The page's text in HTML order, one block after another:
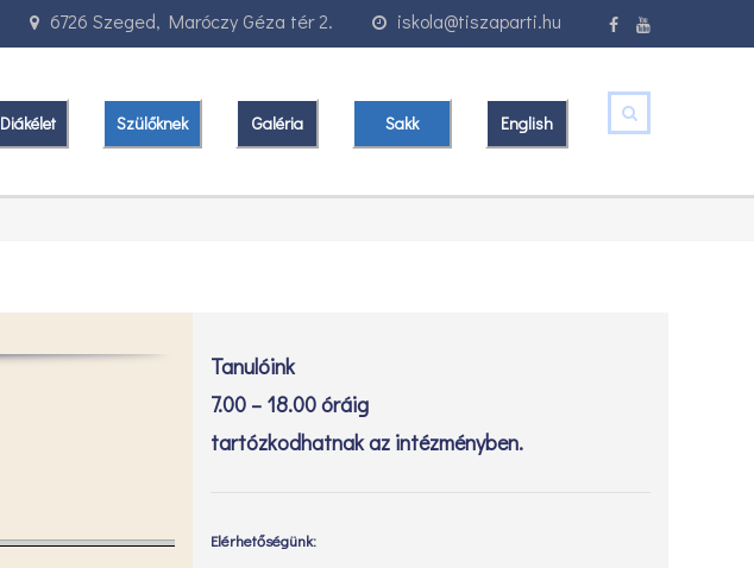
iskola@tiszaparti.hu
6726 Szeged, Maróczy Géza tér 2.
Diákélet Szülőknek Galéria Sakk English
Tanulóink
7.00 – 18.00 óráig
tartózkodhatnak az intézményben.
Elérhetőségünk: